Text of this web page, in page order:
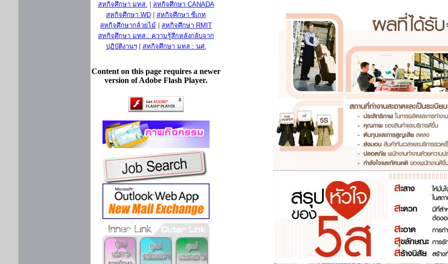
สหกิจศึกษา มทส.
สหกิจศึกษา CANADA
สหกิจศึกษา WD
สหกิจศึกษา ซีเกท
สหกิจศึกษากล้วยไม้
สหกิจศึกษา RMIT
สหกิจศึกษา มทส : ความรู้สึกหลังกลับจาก
ปฏิบัติงานฯ| สหกิจศึกษา มทส : นศ.
Content on this page requires a newer
version of Adobe Flash Player.